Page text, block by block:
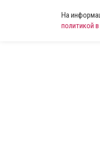
На
политикой